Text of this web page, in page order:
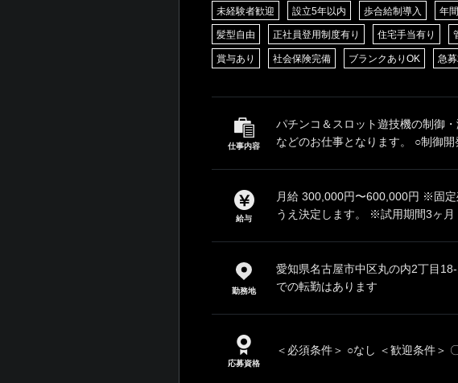
未経験者歓迎 設立5年以内 歩合給制導入 年
髪型自由 正社員登用制度有り 住宅手当有り
賞与あり 社会保険完備 ブランクありOK 急
仕事内容
パチンコ＆スロット遊技機の制御
などのお仕事となります。 ○制御
給与
月給 300,000円〜600,000円 ※固
うえ決定します。 ※試用期間3ヶ月
勤務地
愛知県名古屋市中区丸の内2丁目
での転勤はあります
応募資格
＜必須条件＞ ○なし ＜歓迎条件＞